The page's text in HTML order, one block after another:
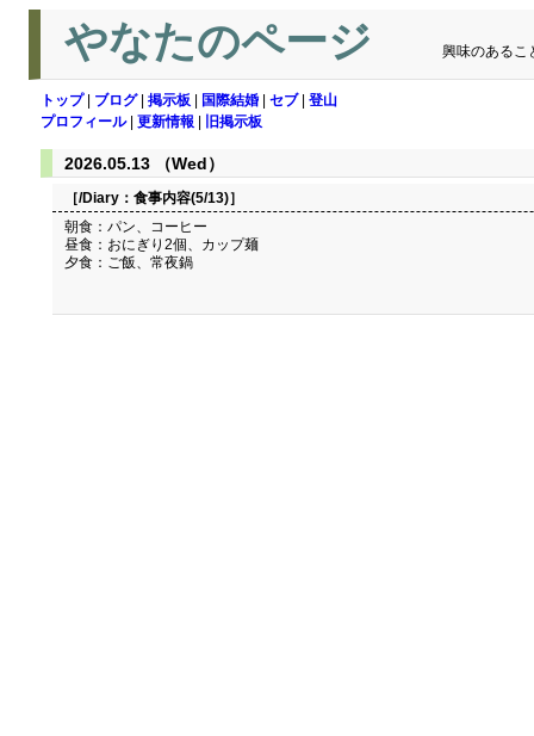
やなたのページ 興味のあるこ
トップ| ブログ| 掲示板 国際結婚 セブ| 登山
プロフィール| 更新情報 旧掲示板
2026.05.13 （Wed）
［/Diary： 食事内容(5/13)］
朝食：パン、コーヒー
昼食：おにぎり2個、カップ麺
夕食：ご飯、常夜鍋